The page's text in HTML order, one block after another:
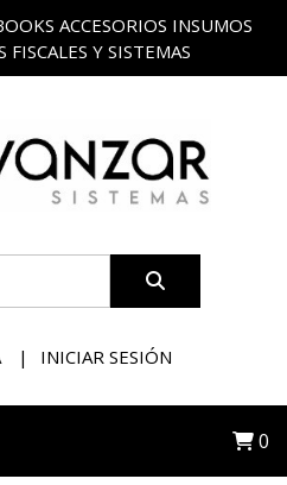
ACCESORIOS INSUMOS
Y SISTEMAS
INICIAR SESIÓN
0